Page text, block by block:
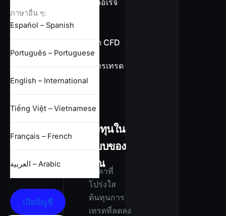
ข้อมูลเลเวอเรจ
ข้อกำหนด CFD
เงื่อนไขการเทรด
ทั้งหมด
ลงทุนใน
แบบของ
คุณ
ราคาที่
โปร่งใส
ต้นทุนการ
เทรดที่ลดลง
ภาษาอื่น ๆ:
Español – Spanish
Português – Portuguese
English – International
Tiếng Việt – Vietnamese
Français – French
العربية – Arabic
เปิดบัญชี